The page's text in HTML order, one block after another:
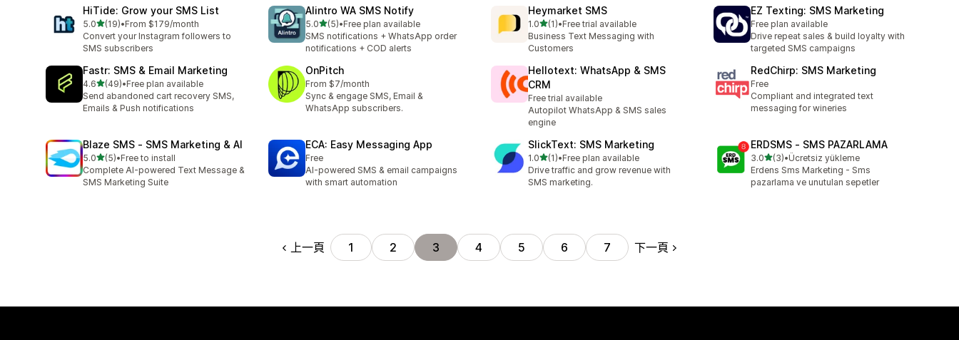
HiTide: Grow your SMS List
5.0滿分 5 顆星
(19)
共有 19 則評價
•From $179/month
Convert your Instagram followers to
SMS subscribers
Alintro WA SMS Notify
5.0滿分 5 顆星
(5)
共有 5 則評價
•Free plan available
SMS notifications + WhatsApp order
notifications + COD alerts
Heymarket SMS
1.0滿分 5 顆星
(1)
共有 1 則評價
•Free trial available
Business Text Messaging with
Customers
EZ Texting: SMS Marketing
Free plan available
Drive repeat sales & build loyalty with
targeted SMS campaigns
Fastr: SMS & Email Marketing
4.6滿分 5 顆星
(49)
共有 49 則評價
•Free plan available
Send abandoned cart recovery SMS,
Emails & Push notifications
OnPitch
From $7/month
Sync & engage SMS, Email &
WhatsApp subscribers.
Hellotext: WhatsApp & SMS
CRM
Free trial available
Autopilot WhatsApp & SMS sales
engine
RedChirp: SMS Marketing
Free
Compliant and integrated text
messaging for wineries
Blaze SMS ‑ SMS Marketing & AI
5.0滿分 5 顆星
(5)
共有 5 則評價
•Free to install
Complete AI-powered Text Message &
SMS Marketing Suite
ECA: Easy Messaging App
Free
AI-powered SMS & email campaigns
with smart automation
SlickText: SMS Marketing
1.0滿分 5 顆星
(1)
共有 1 則評價
•Free plan available
Drive traffic and grow revenue with
SMS marketing.
ERDSMS ‑ SMS PAZARLAMA
3.0滿分 5 顆星
(3)
共有 3 則評價
•Ücretsiz yükleme
Erdens Sms Marketing - Sms
pazarlama ve unutulan sepetler
上一頁 1 2 3 4 5 6 7 下一頁